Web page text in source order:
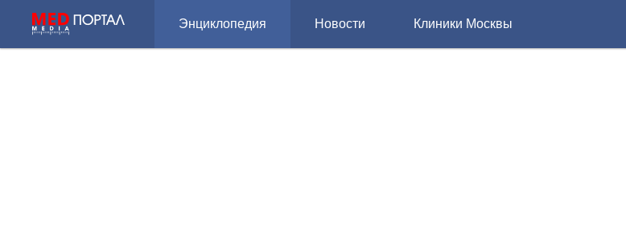
Энциклопедия Новости Клиники Москвы